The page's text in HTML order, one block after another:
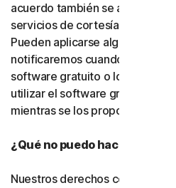
acuerdo también se aplican al
servicios de cortesía, salvo que
Pueden aplicarse algunas
notificaremos cuando
software gratuito o los
utilizar el software gratuito y
mientras se los proporcionemos.
¿Qué no puedo hacer con el
Nuestros derechos como